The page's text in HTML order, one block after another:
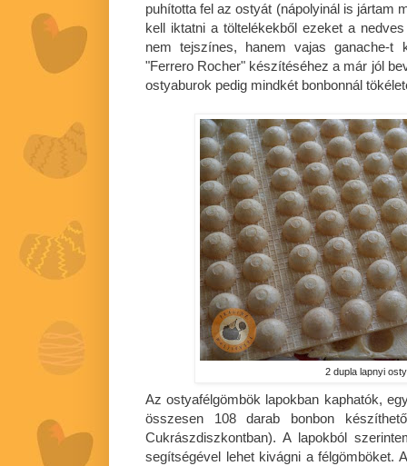
puhította fel az ostyát (nápolyinál is jártam
kell iktatni a töltelékekből ezeket a
nem tejszínes, hanem vajas ganache-t
"Ferrero Rocher" készítéséhez a már jól
ostyaburok pedig mindkét bonbonnál
2 dupla lapnyi
Az ostyafélgömbök lapokban kaphatók,
összesen 108 darab bonbon
Cukrászdiszkontban). A lapokból
segítségével lehet kivágni a félgömböket.